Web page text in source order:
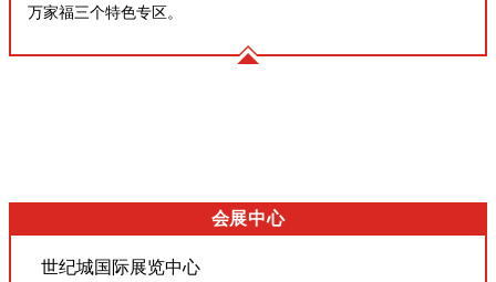
万家福三个特色专区。
会展中心
世纪城国际展览中心